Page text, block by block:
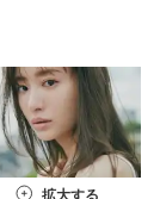
拡大する